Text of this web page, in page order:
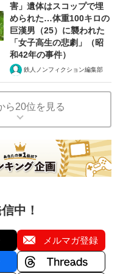
害」遺体はスコップで埋
められた…体重100キロの
巨漢男（25）に襲われた
「女子高生の悲劇」（昭
和42年の事件）
鉄人ノンフィクション編集部
ら20位を見る
中！
メルマガ登録